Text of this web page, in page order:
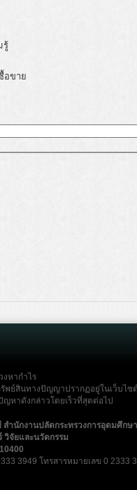
วามรู้
อขาย
งหากำไร
พย์สินทางปัญญาปรากฏอยู่ในเว็บไซ
ญหาดังกล่าวโดยเร็วที่สุดต่อไป
สำนักงานปลัดกระทรวงการอุดมศึก
วิจัยและนวัตกรรม
3949 โทรสารหมายเลข 0 2333